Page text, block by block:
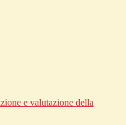
e valutazione della